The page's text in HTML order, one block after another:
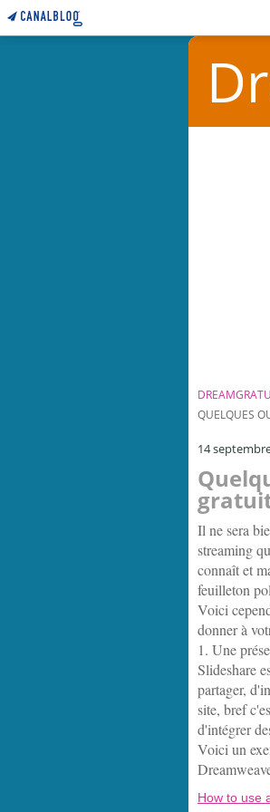
QUELQUES
14
Il ne sera
streaming
connaît et
feuilleton
Voici
donner à
1. Une
Slideshare
partager,
site, bref
d'intégrer
Voici un
How to use